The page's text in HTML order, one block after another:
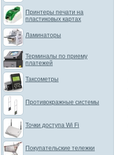
Принтеры печати на
пластиковых картах
Ламинаторы
Терминалы по приему
платежей
Таксометры
Противокражные системы
Точки доступа Wi Fi
Покупательские тележки